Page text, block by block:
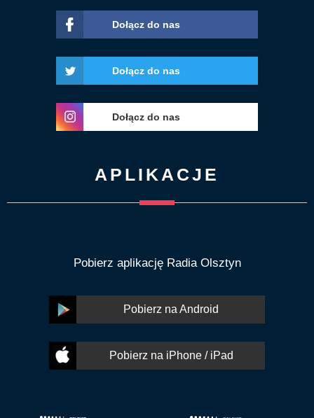
Dołącz do nas
Dołącz do nas
Dołącz do nas
APLIKACJE
Pobierz aplikację Radia Olsztyn
Pobierz na Android
Pobierz na iPhone / iPad